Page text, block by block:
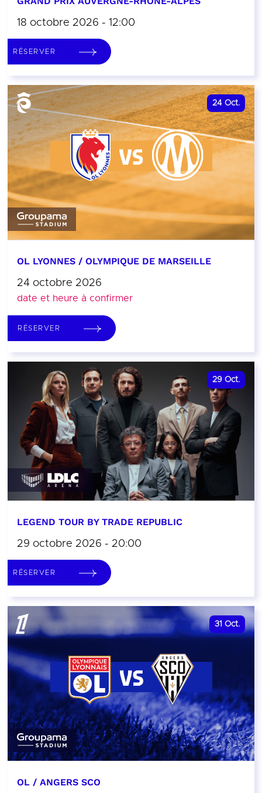
18 octobre 2026 - 12:00
RÉSERVER
24 Oct.
OL LYONNES / OLYMPIQUE DE MARSEILLE
24 octobre 2026
date et heure à confirmer
RÉSERVER
29 Oct.
LEGEND TOUR BY TRADE REPUBLIC
29 octobre 2026 - 20:00
RÉSERVER
31 Oct.
OL / ANGERS SCO